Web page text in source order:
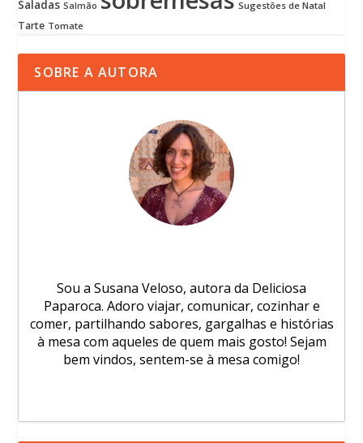
Saladas Salmão Sugestões de Natal
Tarte Tomate
SOBRE A AUTORA
Sou a Susana Veloso, autora da Deliciosa
Paparoca. Adoro viajar, comunicar, cozinhar e
comer, partilhando sabores, gargalhas e histórias
à mesa com aqueles de quem mais gosto! Sejam
bem vindos, sentem-se à mesa comigo!